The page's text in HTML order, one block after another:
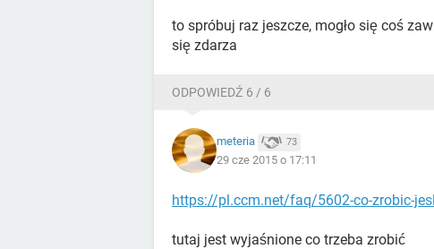
to spróbuj raz jeszcze, mogło się coś
się zdarza
ODPOWIEDŹ 6 / 6
meteria 73
29 cze 2015 o 17:11
https://pl.ccm.net/faq/5602-co-zrobic-
tutaj jest wyjaśnione co trzeba zrobić